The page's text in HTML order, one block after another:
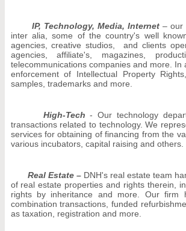
IP, Technology, Media, Internet– our
inter alia, some of the country's well
agencies, creative studios, and clients
agencies, affiliate's, magazines,
telecommunications companies and more.
enforcement of Intellectual Property
samples, trademarks and more.
High-Tech - Our technology
transactions related to technology. We
services for obtaining of financing from the
various incubators, capital raising and others.
Real Estate – DNH's real estate team
of real estate properties and rights therein,
rights by inheritance and more. Our firm
combination transactions, funded
as taxation, registration and more.